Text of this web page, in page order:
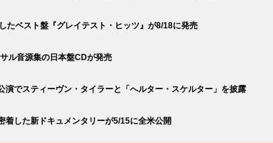
たベスト盤『グレイテスト・ヒッツ』が8/18に発売
ル音源集の日本盤CDが発売
演でスティーヴン・タイラーと「へルター・スケルター」を披露
着した新ドキュメンタリーが5/15に全米公開